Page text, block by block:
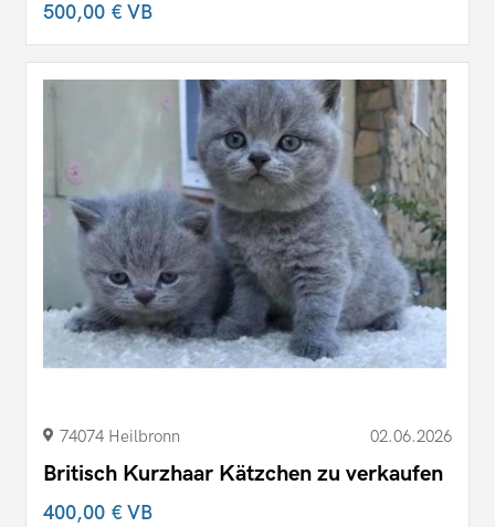
500,00 €VB
74074 Heilbronn 02.06.2026
Britisch Kurzhaar Kätzchen zu verkaufen
400,00 €VB